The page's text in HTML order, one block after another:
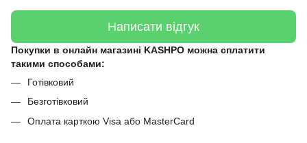
Написати відгук
Покупки в онлайн магазині KASHPO можна сплатити
такими способами:
Готівковий
Безготівковий
Оплата карткою Visa або MasterCard